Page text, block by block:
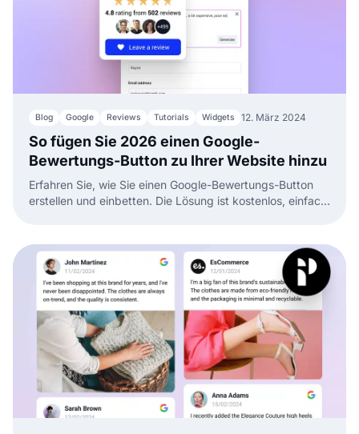
Blog Google Reviews Tutorials Widgets 12. März 2024
So fügen Sie 2026 einen Google-
Bewertungs-Button zu Ihrer Website hinzu
Erfahren Sie, wie Sie einen Google-Bewertungs-Button
erstellen und einbetten. Die Lösung ist kostenlos, einfach